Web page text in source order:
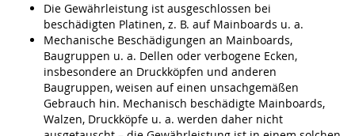
Die Gewährleistung ist ausgeschlossen bei
beschädigten Platinen, z. B. auf Mainboards u. a.
Mechanische Beschädigungen an Mainboards,
Baugruppen u. a. Dellen oder verbogene Ecken,
insbesondere an Druckköpfen und anderen
Baugruppen, weisen auf einen unsachgemäßen
Gebrauch hin. Mechanisch beschädigte Mainboards,
Walzen, Druckköpfe u. a. werden daher nicht